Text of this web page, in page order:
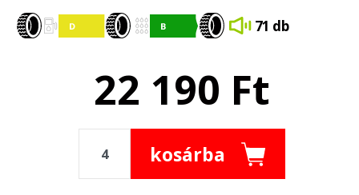
71 db
22 190 Ft
kosárba